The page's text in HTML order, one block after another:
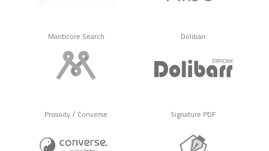
Manticore Search Dolibarr
Prosody/ Converse Signature PDF